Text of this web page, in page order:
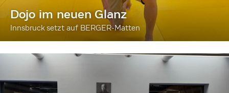
Dojo im neuen Glanz
Innsbruck setzt auf BERGER-Matten